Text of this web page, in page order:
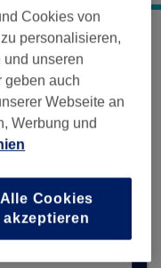
ist
nicht
ähnliche
deiner Nähe
Cookies von
personalisieren,
und unseren
geben auch
Webseite an
Werbung und
Alle Cookies
akzeptieren